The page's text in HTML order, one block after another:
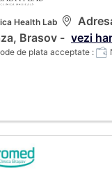
Health Lab
Brasov - vezi
de plata acceptate :